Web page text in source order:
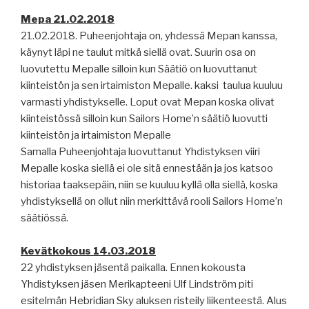
Mepa 21.02.2018
21.02.2018. Puheenjohtaja on, yhdessä Mepan kanssa,
käynyt läpi ne taulut mitkä siellä ovat. Suurin osa on
luovutettu Mepalle silloin kun Säätiö on luovuttanut
kiinteistön ja sen irtaimiston Mepalle. kaksi taulua kuuluu
varmasti yhdistykselle. Loput ovat Mepan koska olivat
kiinteistössä silloin kun Sailors Home’n säätiö luovutti
kiinteistön ja irtaimiston Mepalle
Samalla Puheenjohtaja luovuttanut Yhdistyksen viiri
Mepalle koska siellä ei ole sitä ennestään ja jos katsoo
historiaa taaksepäin, niin se kuuluu kyllä olla siellä, koska
yhdistyksellä on ollut niin merkittävä rooli Sailors Home’n
säätiössä.
Kevätkokous 14.03.2018
22 yhdistyksen jäsentä paikalla. Ennen kokousta
Yhdistyksen jäsen Merikapteeni Ulf Lindström piti
esitelmän Hebridian Sky aluksen risteily liikenteestä. Alus